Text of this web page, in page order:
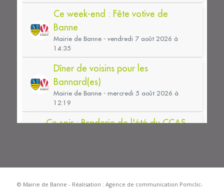
© Mairie de Banne - Réalisation : Agence de communication Pomclic-